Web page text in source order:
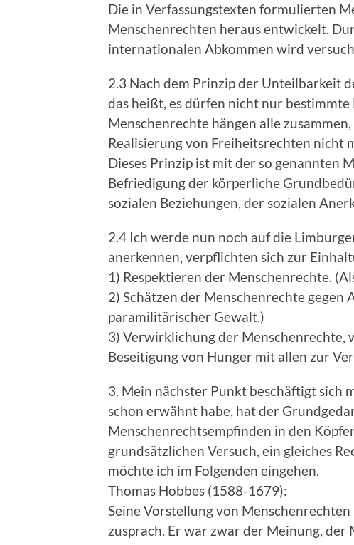
Die in Verfassungstexten formulierten
Menschenrechten heraus entwickelt.
internationalen Abkommen wird
2.3 Nach dem Prinzip der Unteilbarkeit
das heißt, es dürfen nicht nur
Menschenrechte hängen alle
Realisierung von Freiheitsrechten nicht
Dieses Prinzip ist mit der so genannten
Befriedigung der körperliche
sozialen Beziehungen, der sozialen
2.4 Ich werde nun noch auf die
anerkennen, verpflichten sich zur
1) Respektieren der Menschenrechte.
2) Schätzen der Menschenrechte
paramilitärischer Gewalt.)
3) Verwirklichung der Menschenrechte,
Beseitigung von Hunger mit allen zur
3. Mein nächster Punkt beschäftigt sich
schon erwähnt habe, hat der
Menschenrechtsempfinden in den
grundsätzlichen Versuch, ein gleiches
möchte ich im Folgenden eingehen.
Thomas Hobbes (1588-1679):
Seine Vorstellung von
zusprach. Er war zwar der Meinung, der